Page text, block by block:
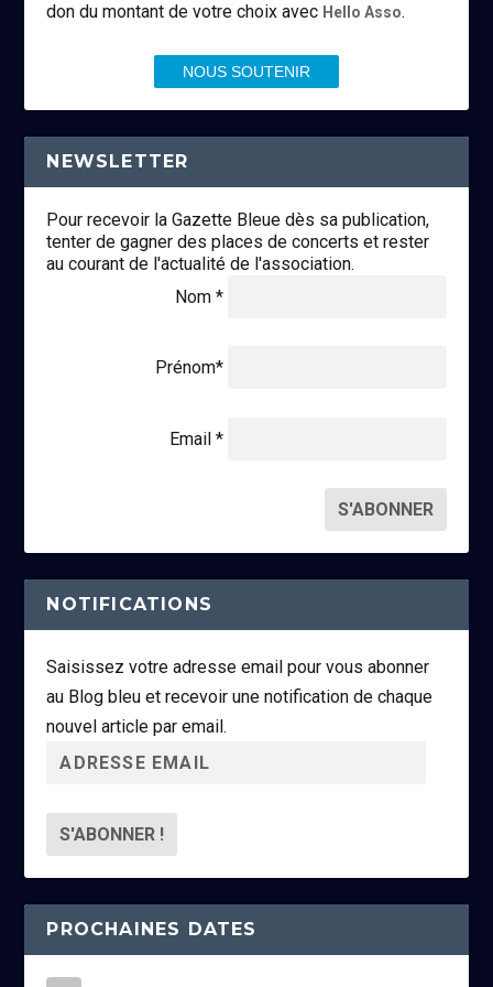
don du montant de votre choix avec Hello Asso.
NOUS SOUTENIR
NEWSLETTER
Pour recevoir la Gazette Bleue dès sa publication,
tenter de gagner des places de concerts et rester
au courant de l'actualité de l'association.
Nom *
Prénom*
Email *
NOTIFICATIONS
Saisissez votre adresse email pour vous abonner
au Blog bleu et recevoir une notification de chaque
nouvel article par email.
r
s
s
e
PROCHAINES DATES